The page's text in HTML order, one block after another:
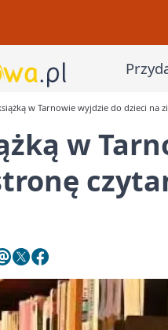
w Tarnowie wyjdzie do dzieci na
w